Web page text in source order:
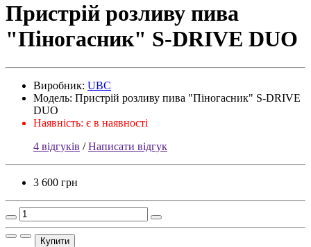
Пристрій розливу пива
"Піногасник" S-DRIVE DUO
Виробник: UBC
Модель: Пристрій розливу пива "Піногасник" S-DRIVE
DUO
Наявність: є в наявності
4 відгуків /Написати відгук
3 600 грн
Купити